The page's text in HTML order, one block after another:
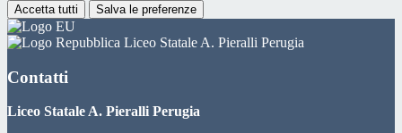
Accetta tutti Salva le preferenze
Liceo Statale A. Pieralli Perugia
Contatti
Liceo Statale A. Pieralli Perugia